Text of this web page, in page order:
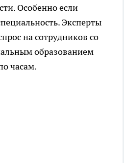
Особенно если
Эксперты
на сотрудников со
образованием
часам.